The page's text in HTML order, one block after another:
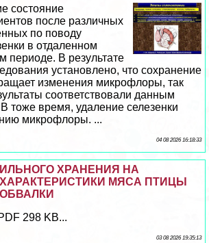
состояние
после различных
по поводу
в отдаленном
периоде. В результате
установлено, что сохранение
изменения микрофлоры, так
соответствовали данным
тоже время, удаление селезенки
микрофлоры. ...
04 08 2026 16:18:33
ХРАНЕНИЯ НА
МЯСА ПТИЦЫ
298 KB...
03 08 2026 19:35:13